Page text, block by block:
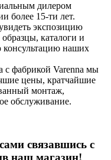
дилером
более 15-ти лет.
экспозицию
каталоги и
наших
с фабрикой Varenna мы
цены, кратчайшие
монтаж,
обслуживание.
связавшись с
наш магазин!